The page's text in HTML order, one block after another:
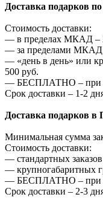
Доставка подарков
Стоимость доставки:
— в пределах МКАД –
— за пределами
— «день в день» или
500 руб.
— БЕСПЛАТНО – при
Срок доставки – 1-2
Доставка подарков в
Минимальная сумма
Стоимость доставки:
— стандартных
— крупногабаритных
— БЕСПЛАТНО – при
Срок доставки – 2-3